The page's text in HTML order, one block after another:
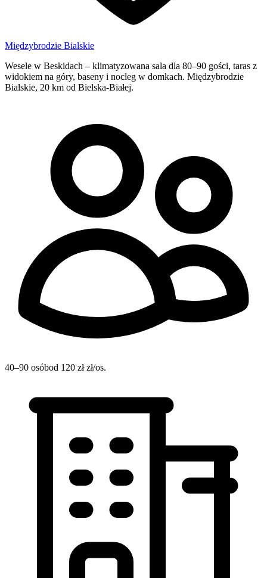
Międzybrodzie Bialskie
Wesele w Beskidach – klimatyzowana sala dla 80–90 gości, taras z
widokiem na góry, baseny i nocleg w domkach. Międzybrodzie
Bialskie, 20 km od Bielska-Białej.
40–90 osóbod 120 zł zł/os.